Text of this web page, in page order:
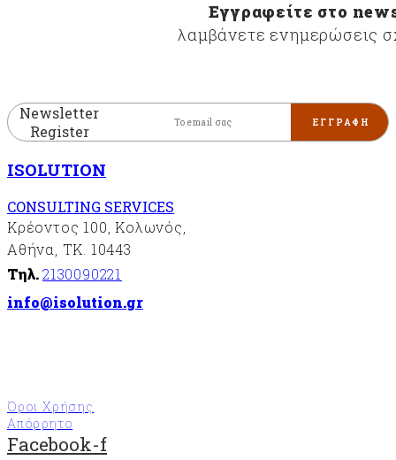
Εγγραφείτε στο
λαμβάνετε ενημερώσεις
Newsletter
Register
ISOLUTION
CONSULTING SERVICES
Κρέοντος 100, Κολωνός,
Αθήνα, ΤΚ. 10443
Τηλ.2130090221
info@isolution.gr
Όροι Χρήσης
Απόρρητο
Facebook-f